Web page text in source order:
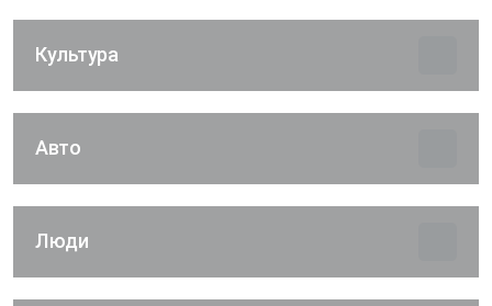
Культура
Авто
Люди